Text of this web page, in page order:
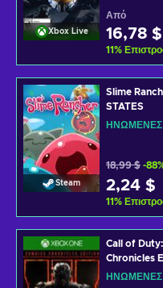
Xbox Live
Από
16,78 $
11%
Steam
Slime
STATES
ΗΝΩΜΈΝΕΣ
18,99 $ -
2,24 $
11%
Call of
Chronicles
Live Key
ΗΝΩΜΈΝΕΣ